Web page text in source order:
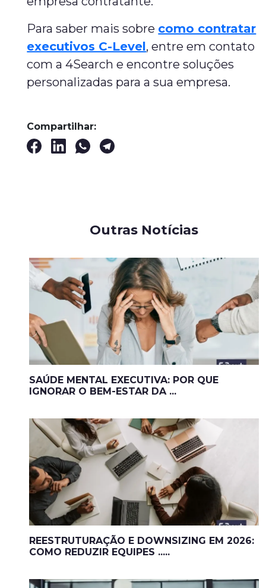
Para saber mais sobre como contratar
executivos C-Level, entre em contato
com a 4Search e encontre soluções
personalizadas para a sua empresa.
Compartilhar:
Outras Notícias
SAÚDE MENTAL EXECUTIVA: POR QUE
IGNORAR O BEM-ESTAR DA ...
REESTRUTURAÇÃO E DOWNSIZING EM 2026:
COMO REDUZIR EQUIPES .....